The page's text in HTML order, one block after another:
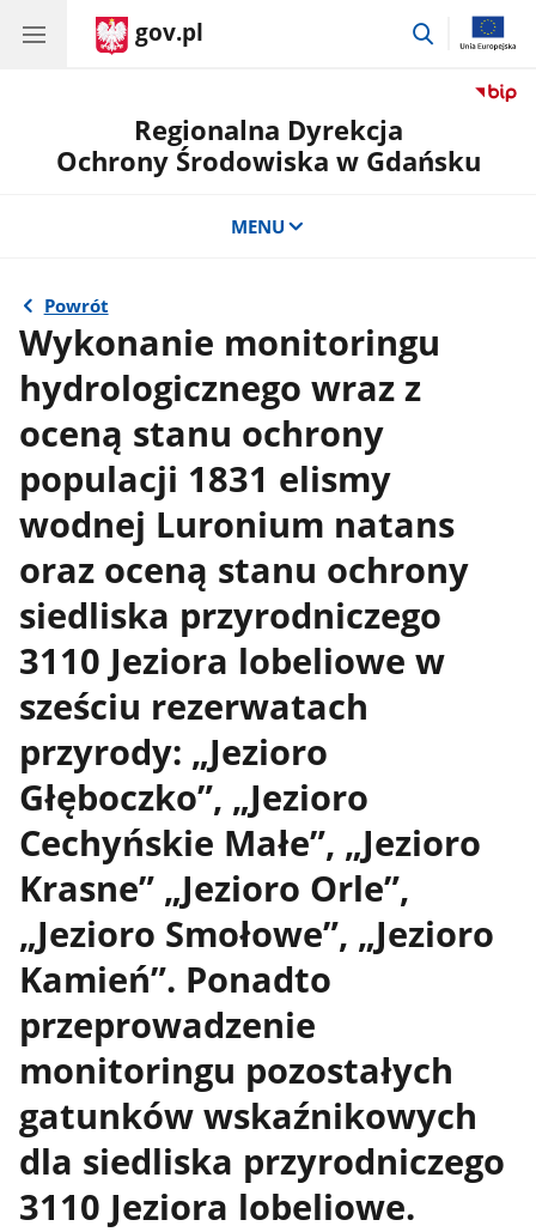
gov.pl
przejdź
Regionalna Dyrekcja
Ochrony Środowiska w Gdańsku
MENU
Powrót
Wykonanie monitoringu
hydrologicznego wraz z
oceną stanu ochrony
populacji 1831 elismy
wodnej Luronium natans
oraz oceną stanu ochrony
siedliska przyrodniczego
3110 Jeziora lobeliowe w
sześciu rezerwatach
przyrody: „Jezioro
Głęboczko”, „Jezioro
Cechyńskie Małe”, „Jezioro
Krasne” „Jezioro Orle”,
„Jezioro Smołowe”, „Jezioro
Kamień”. Ponadto
przeprowadzenie
monitoringu pozostałych
gatunków wskaźnikowych
dla siedliska przyrodniczego
3110 Jeziora lobeliowe.